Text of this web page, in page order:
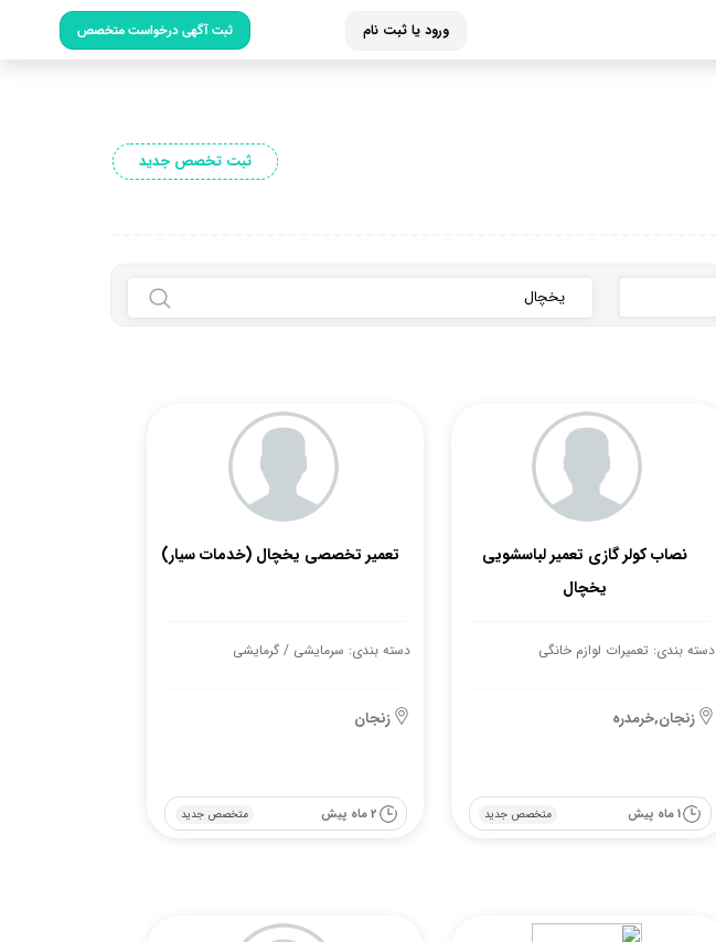
ثبت آگهی درخواست متخصص ورود یا ثبت نام
ثبت تخصص جدید
نصاب کولر گازی تعمیر لباسشویی
یخچال
دسته بندی: تعمیرات لوازم خانگی
زنجان,خرمدره
متخصص جدید 1 ماه پیش
تعمیر تخصصی یخچال (خدمات سیار)
دسته بندی: سرمایشی / گرمایشی
زنجان
متخصص جدید 2 ماه پیش